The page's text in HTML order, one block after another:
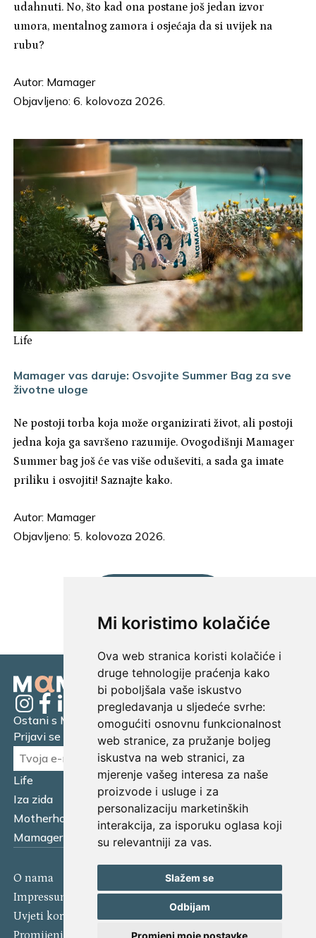
Mi koristimo kolačiće
Ova web stranica koristi kolačiće i
druge tehnologije praćenja kako
bi poboljšala vaše iskustvo
pregledavanja u sljedeće svrhe:
omogućiti osnovnu funkcionalnost
web stranice, za pružanje boljeg
iskustva na web stranici, za
mjerenje vašeg interesa za naše
proizvode i usluge i za
personalizaciju marketinških
interakcija, za isporuku oglasa koji
su relevantniji za vas.
Slažem se
Odbijam
Promjeni moje postavke
udahnuti. No, što kad ona postane još jedan izvor
umora, mentalnog zamora i osjećaja da si uvijek na
rubu?
Autor: Mamager
Objavljeno: 6. kolovoza 2026.
Life
Mamager vas daruje: Osvojite Summer Bag za sve
životne uloge
Ne postoji torba koja može organizirati život, ali postoji
jedna koja ga savršeno razumije. Ovogodišnji Mamager
Summer bag još će vas više oduševiti, a sada ga imate
priliku i osvojiti! Saznajte kako.
Autor: Mamager
Objavljeno: 5. kolovoza 2026.
Life
Financijska pismenost
Iza zida
Business
Motherhood
Tatager
Mamager Intervju
Multitasking kitchen
Ostani s Mamagerom
Prijavi se na naš newsletter.
O nama
Kontakt
Impressum
Izjava o kolačićima
Uvjeti korištenja
Politika privatnosti